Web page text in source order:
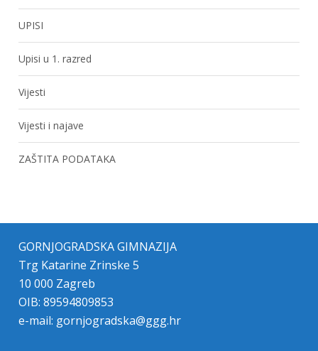
UPISI
Upisi u 1. razred
Vijesti
Vijesti i najave
ZAŠTITA PODATAKA
GORNJOGRADSKA GIMNAZIJA
Trg Katarine Zrinske 5
10 000 Zagreb
OIB: 89594809853
e-mail: gornjogradska@ggg.hr